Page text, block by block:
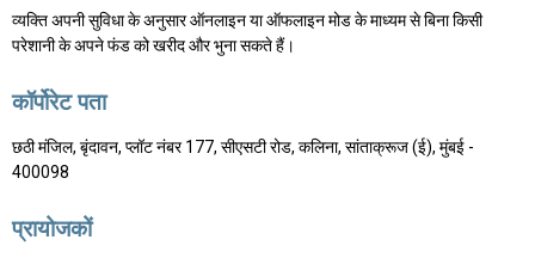
व्यक्ति अपनी सुविधा के अनुसार ऑनलाइन या ऑफलाइन मोड के माध्यम से बिना किसी
परेशानी के अपने फंड को खरीद और भुना सकते हैं।
कॉर्पोरेट पता
छठी मंजिल, बृंदावन, प्लॉट नंबर 177, सीएसटी रोड, कलिना, सांताक्रूज (ई), मुंबई -
400098
प्रायोजकों